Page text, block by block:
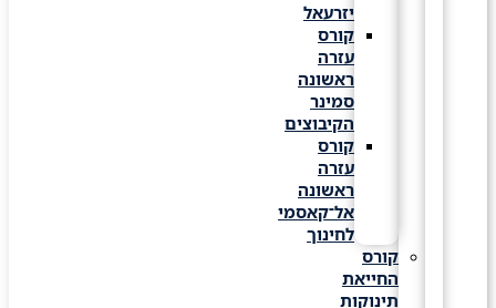
יזרעאל
קורס
עזרה
ראשונה
סמינר
הקיבוצים
קורס
עזרה
ראשונה
אל־קאסמי
לחינוך
קורס
החייאת
תינוקות